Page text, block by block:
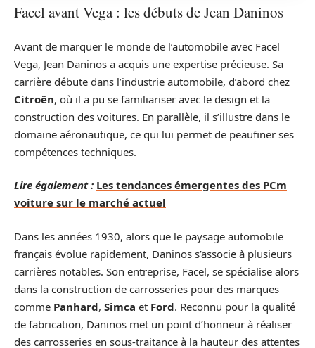
Facel avant Vega : les débuts de Jean Daninos
Avant de marquer le monde de l’automobile avec Facel
Vega, Jean Daninos a acquis une expertise précieuse. Sa
carrière débute dans l’industrie automobile, d’abord chez
Citroën, où il a pu se familiariser avec le design et la
construction des voitures. En parallèle, il s’illustre dans le
domaine aéronautique, ce qui lui permet de peaufiner ses
compétences techniques.
Lire également : Les tendances émergentes des PCm
voiture sur le marché actuel
Dans les années 1930, alors que le paysage automobile
français évolue rapidement, Daninos s’associe à plusieurs
carrières notables. Son entreprise, Facel, se spécialise alors
dans la construction de carrosseries pour des marques
comme Panhard, Simca et Ford. Reconnu pour la qualité
de fabrication, Daninos met un point d’honneur à réaliser
des carrosseries en sous-traitance à la hauteur des attentes